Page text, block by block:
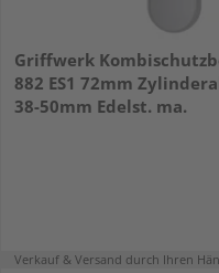
Griffwerk
882 ES1 72mm
38-50mm Edelst. ma.
Verkauf & Versand durch Ihren